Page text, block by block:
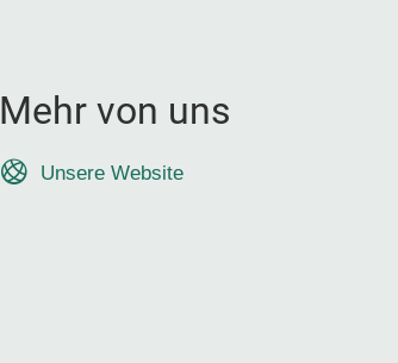
Mehr von uns
Unsere Website